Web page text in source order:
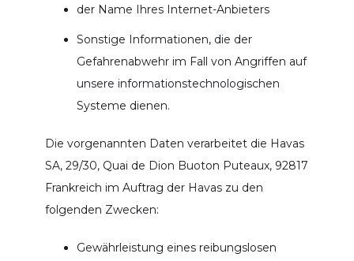
der Name Ihres Internet-Anbieters
Sonstige Informationen, die der
Gefahrenabwehr im Fall von Angriffen auf
unsere informationstechnologischen
Systeme dienen.
Die vorgenannten Daten verarbeitet die Havas
SA, 29/30, Quai de Dion Buoton Puteaux, 92817
Frankreich im Auftrag der Havas zu den
folgenden Zwecken:
Gewährleistung eines reibungslosen